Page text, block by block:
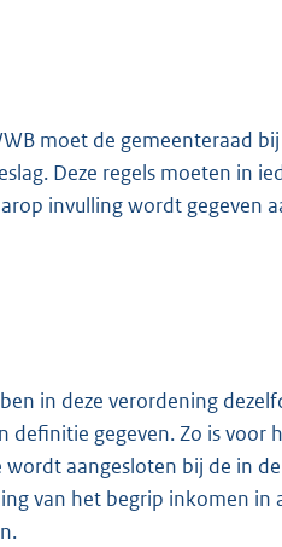
moet de gemeenteraad
Deze regels moeten in
invulling wordt gegeven
in deze verordening
gegeven. Zo is voor
aangesloten bij de in
van het begrip inkomen in